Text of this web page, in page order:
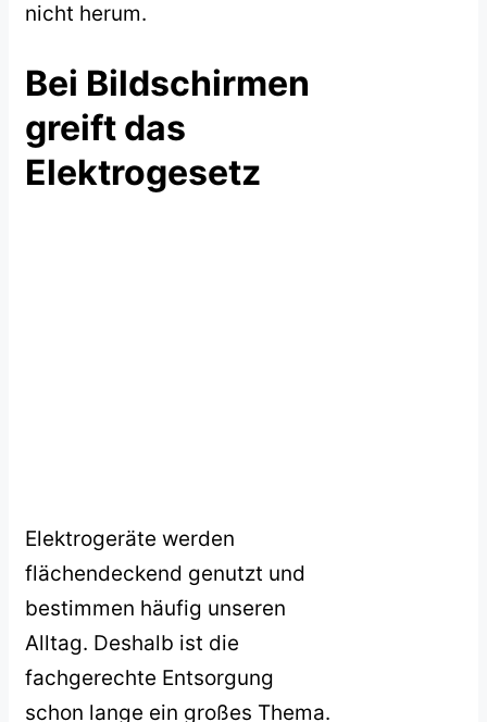
nicht herum.
Bei Bildschirmen
greift das
Elektrogesetz
Elektrogeräte werden
flächendeckend genutzt und
bestimmen häufig unseren
Alltag. Deshalb ist die
fachgerechte Entsorgung
schon lange ein großes Thema.